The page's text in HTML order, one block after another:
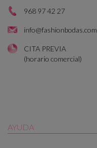
968 97 42 27
info@fashionbodas.com
CITA PREVIA
(horario comercial)
AYUDA